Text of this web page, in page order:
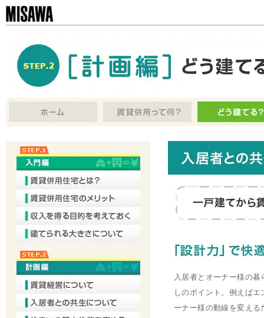
入居者とオーナー様の
しのポイント。例えば
ーナー様の動線を変え